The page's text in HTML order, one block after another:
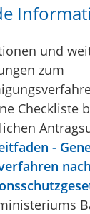
und
zum
Checkliste
-